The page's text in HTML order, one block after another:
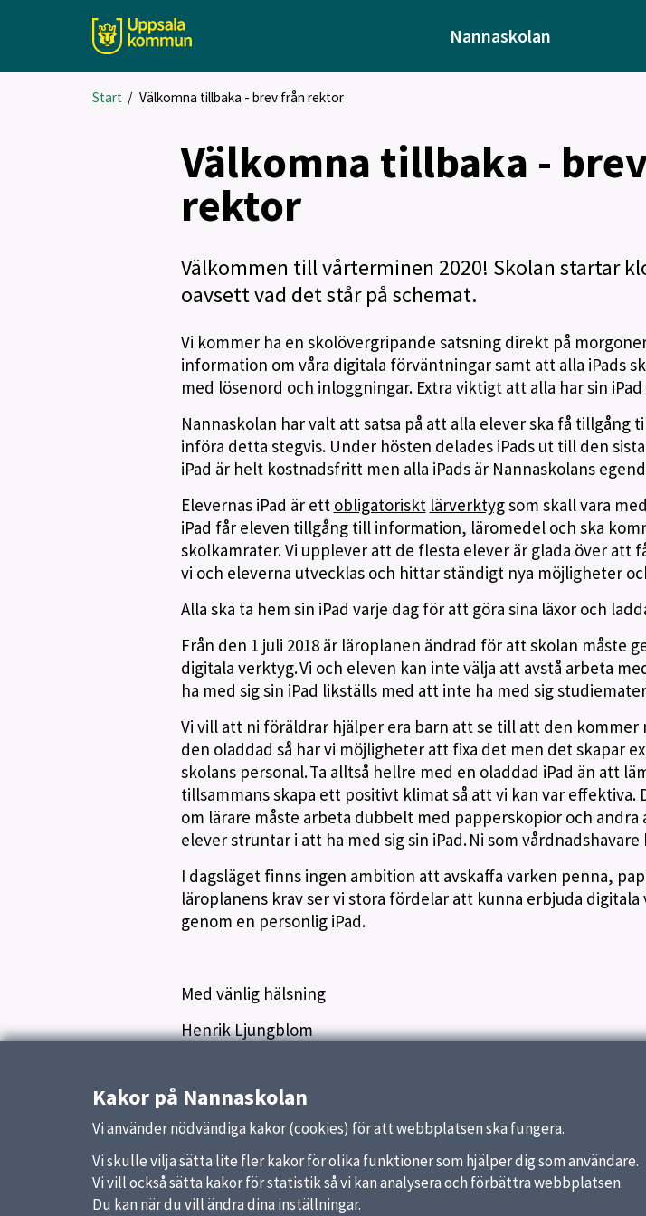
Nannaskolan
Start / Välkomna tillbaka - brev från rektor
Välkomna tillbaka -
rektor
Välkommen till vårterminen 2020! Skolan startar
oavsett vad det står på schemat.
Vi kommer ha en skolövergripande satsning direkt på
information om våra digitala förväntningar samt att alla iPads
med lösenord och inloggningar. Extra viktigt att alla har sin
Nannaskolan har valt att satsa på att alla elever ska få tillgång
införa detta stegvis. Under hösten delades iPads ut till den
iPad är helt kostnadsfritt men alla iPads är Nannaskolans
Elevernas iPad är ett obligatoriskt lärverktygsom skall vara
iPad får eleven tillgång till information, läromedel och ska
skolkamrater. Vi upplever att de flesta elever är glada över att
vi och eleverna utvecklas och hittar ständigt nya möjligheter
Alla ska ta hem sin iPad varje dag för att göra sina läxor och
Från den 1 juli 2018 är läroplanen ändrad för att skolan måste
digitala verktyg. Vi och eleven kan inte välja att avstå arbeta
ha med sig sin iPad likställs med att inte ha med sig
Vi vill att ni föräldrar hjälper era barn att se till att den kommer
den oladdad så har vi möjligheter att fixa det men det skapar
skolans personal. Ta alltså hellre med en oladdad iPad än att
tillsammans skapa ett positivt klimat så att vi kan var
om lärare måste arbeta dubbelt med papperskopior och andra
elever struntar i att ha med sig sin iPad. Ni som
I dagsläget finns ingen ambition att avskaffa varken penna,
läroplanens krav ser vi stora fördelar att kunna erbjuda
genom en personlig iPad.
Med vänlig hälsning
Henrik Ljungblom
Publicerad:8 januari 2020
Kakor på Nannaskolan
Vi använder nödvändiga kakor (cookies) för att webbplatsen ska fungera.
Vi skulle vilja sätta lite fler kakor för olika funktioner som hjälper dig som användare.
Vi vill också sätta kakor för statistik så vi kan analysera och förbättra webbplatsen.
Du kan när du vill ändra dina inställningar.